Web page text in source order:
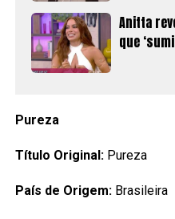
Anitta
que
Pureza
Título Original:Pureza
País de Origem:Brasileira